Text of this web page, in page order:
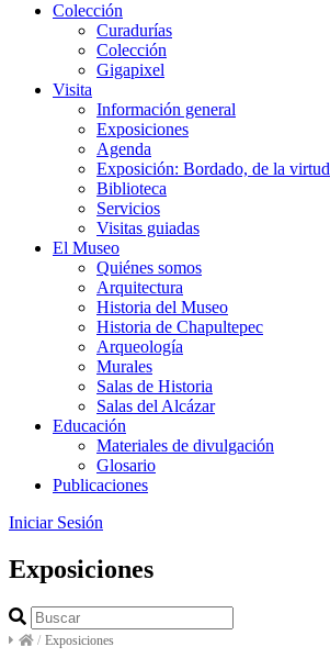
Colección
Curadurías
Colección
Gigapixel
Visita
Información general
Exposiciones
Agenda
Exposición: Bordado, de la virtud
Biblioteca
Servicios
Visitas guiadas
El Museo
Quiénes somos
Arquitectura
Historia del Museo
Historia de Chapultepec
Arqueología
Murales
Salas de Historia
Salas del Alcázar
Educación
Materiales de divulgación
Glosario
Publicaciones
Iniciar Sesión
Exposiciones
/ Exposiciones